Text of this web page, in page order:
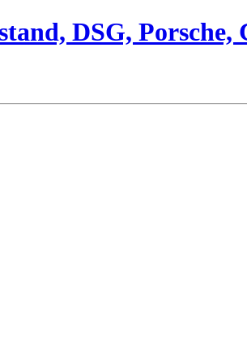
DSG, Porsche,